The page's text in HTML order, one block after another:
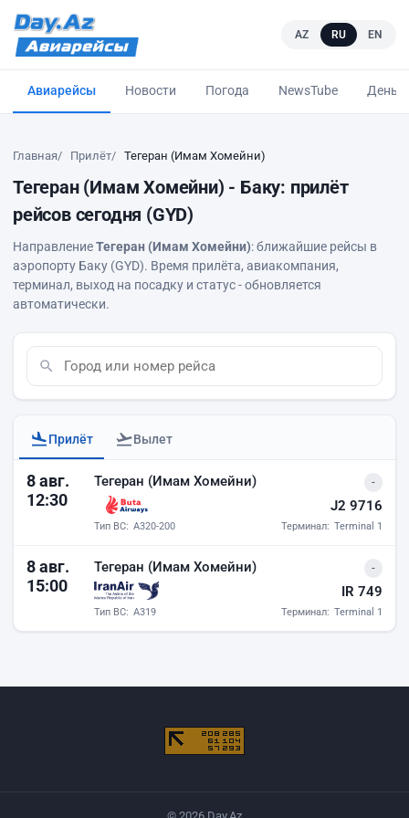
AZ RU EN
Авиарейсы Новости Погода NewsTube
Главная Прилёт Тегеран (Имам Хомейни)
Тегеран (Имам Хомейни) - Баку: прилёт
рейсов сегодня (GYD)
НаправлениеТегеран (Имам Хомейни): ближайшие рейсы в
аэропорту Баку (GYD). Время прилёта, авиакомпания,
терминал, выход на посадку и статус - обновляется
автоматически.
Прилёт Вылет
Прилёты аэропорта Баку
8 авг.
12:30
Тегеран (Имам Хомейни)
J2 9716
Тип ВС: A320-200 Терминал: Terminal 1
-
8 авг.
15:00
Тегеран (Имам Хомейни)
IR 749
Тип ВС: A319 Терминал: Terminal 1
-